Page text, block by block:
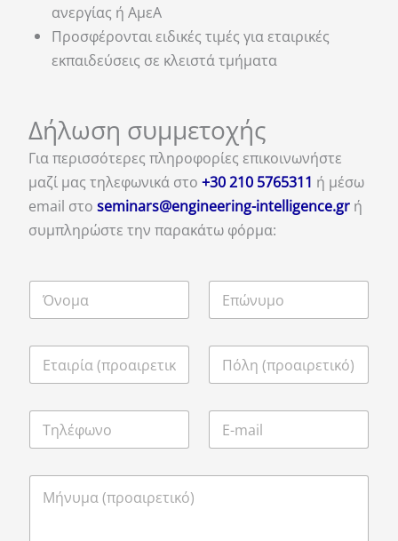
ανεργίας ή ΑμεΑ
Προσφέρονται ειδικές τιμές για εταιρικές
εκπαιδεύσεις σε κλειστά τμήματα
Δήλωση συμμετοχής
Για περισσότερες πληροφορίες επικοινωνήστε
μαζί μας τηλεφωνικά στο +30 210 5765311 ή μέσω
email στο seminars@engineering-intelligence.grή
συμπληρώστε την παρακάτω φόρμα: